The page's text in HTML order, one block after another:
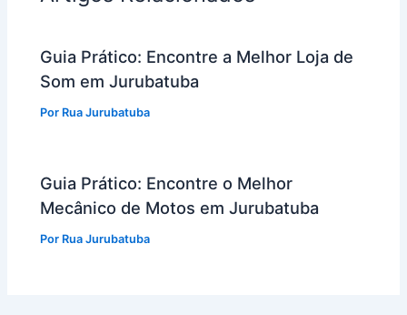
Guia Prático: Encontre a Melhor Loja de
Som em Jurubatuba
Por Rua Jurubatuba
Guia Prático: Encontre o Melhor
Mecânico de Motos em Jurubatuba
Por Rua Jurubatuba